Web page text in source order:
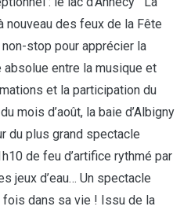
nouveau des feux de la Fête
stop pour apprécier la
entre la musique et
et la participation du
mois d’août, la baie d’Albigny
du plus grand spectacle
de feu d’artifice rythmé par
jeux d’eau… Un spectacle
fois dans sa vie ! Issu de la